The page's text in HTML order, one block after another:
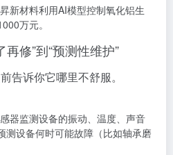
新材料利用AI模型控制氧化铝生
万元。
修”到“预测性维护”
告诉你它哪里不舒服。
器监测设备的振动、温度、声音
测设备何时可能故障（比如轴承磨